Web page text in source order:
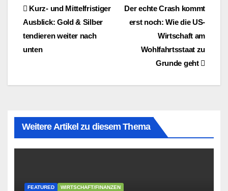
BeitragsnavigationDer echte Crash kommt
erst noch: Wie die US-
Wirtschaft am
Wohlfahrtsstaat zu
Grunde geht
Kurz- und Mittelfristiger
Ausblick: Gold & Silber
tendieren weiter nach
unten
Weitere Artikel zu diesem Thema
FEATURED WIRTSCHAFT/FINANZEN